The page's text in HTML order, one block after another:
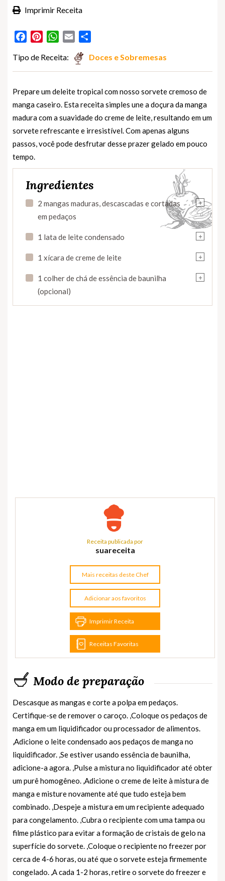
Imprimir Receita
FacebookPinterestWhatsApp
Email
Tipo de Receita: Doces e Sobremesas
Prepare um deleite tropical com nosso sorvete cremoso de
manga caseiro. Esta receita simples une a doçura da manga
madura com a suavidade do creme de leite, resultando em um
sorvete refrescante e irresistível. Com apenas alguns
passos, você pode desfrutar desse prazer gelado em pouco
tempo.
Ingredientes
+
2 mangas maduras, descascadas e cortadas
em pedaços
+
1 lata de leite condensado
+
1 xícara de creme de leite
+
1 colher de chá de essência de baunilha
(opcional)
Receita publicada por
suareceita
Mais receitas deste Chef
Adicionar aos favoritos
Imprimir Receita
Receitas Favoritas
Modo de preparação
Descasque as mangas e corte a polpa em pedaços.
Certifique-se de remover o caroço. ,Coloque os pedaços de
manga em um liquidificador ou processador de alimentos.
,Adicione o leite condensado aos pedaços de manga no
liquidificador. ,Se estiver usando essência de baunilha,
adicione-a agora. ,Pulse a mistura no liquidificador até obter
um purê homogêneo. ,Adicione o creme de leite à mistura de
manga e misture novamente até que tudo esteja bem
combinado. ,Despeje a mistura em um recipiente adequado
para congelamento. ,Cubra o recipiente com uma tampa ou
filme plástico para evitar a formação de cristais de gelo na
superfície do sorvete. ,Coloque o recipiente no freezer por
cerca de 4-6 horas, ou até que o sorvete esteja firmemente
congelado. ,A cada 1-2 horas, retire o sorvete do freezer e